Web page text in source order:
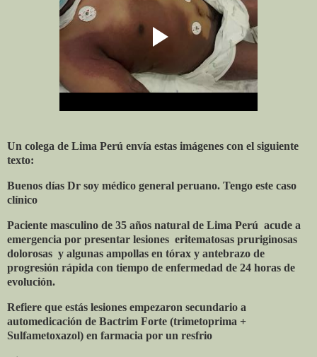
Un colega de Lima Perú envía estas imágenes con el siguiente
texto:
Buenos días Dr soy médico general peruano. Tengo este caso
clínico
Paciente masculino de 35 años natural de Lima Perú acude a
emergencia por presentar lesiones eritematosas pruriginosas
dolorosas y algunas ampollas en tórax y antebrazo de
progresión rápida con tiempo de enfermedad de 24 horas de
evolución.
Refiere que estás lesiones empezaron secundario a
automedicación de Bactrim Forte (trimetoprima +
Sulfametoxazol) en farmacia por un resfrio